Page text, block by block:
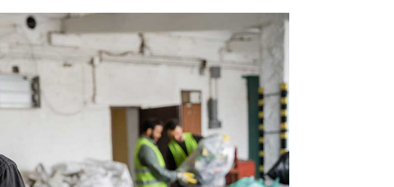
Toits verts | Association
Permaculturelle
L’intelligence artificielle pour
prédire le succès des invasions
biologiques – The Applied
Ecologist
Utiliser l’apprentissage
automatique pour prédire le
succès d’une invasion – The
Applied Ecologist
Recent Comments